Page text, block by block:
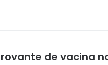
de vacina